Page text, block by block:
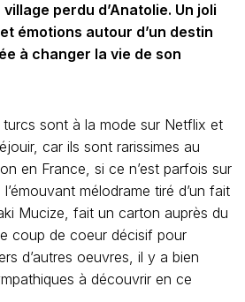
perdu d’Anatolie. Un joli
émotions autour d’un destin
à changer la vie de son
turcs sont à la mode sur Netflix et
car ils sont rarissimes au
en France, si ce n’est parfois sur
mélodrame tiré d’un fait
Mucize, fait un carton auprès du
coup de coeur décisif pour
d’autres oeuvres, il y a bien
à découvrir en ce